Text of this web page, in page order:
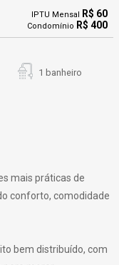
IPTU Mensal R$ 60
Condomínio R$ 400
1 banheiro
mais práticas de
conforto, comodidade
bem distribuído, com